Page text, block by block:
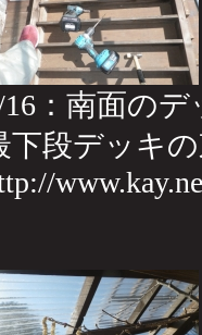
16：南面のデ
下段デッキ